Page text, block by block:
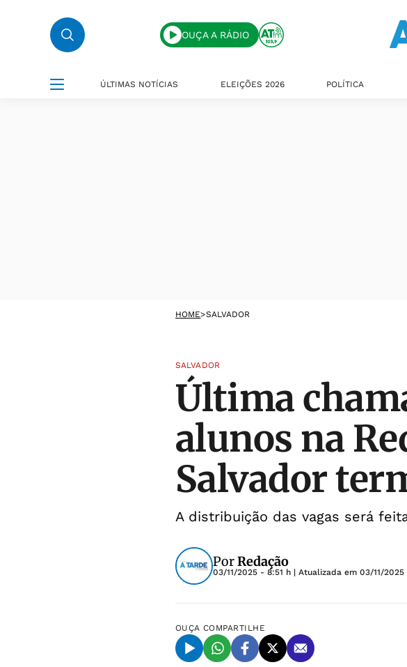
OUÇA A RÁDIO
ÚLTIMAS NOTÍCIAS ELEIÇÕES 2026 POLÍTICA
HOME>SALVADOR
SALVADOR
Última
alunos na
Salvador
A distribuição das vagas será
PorRedação
03/11/2025 - 8:51 h | Atualizada em 03/11/2025
OUÇA COMPARTILHE